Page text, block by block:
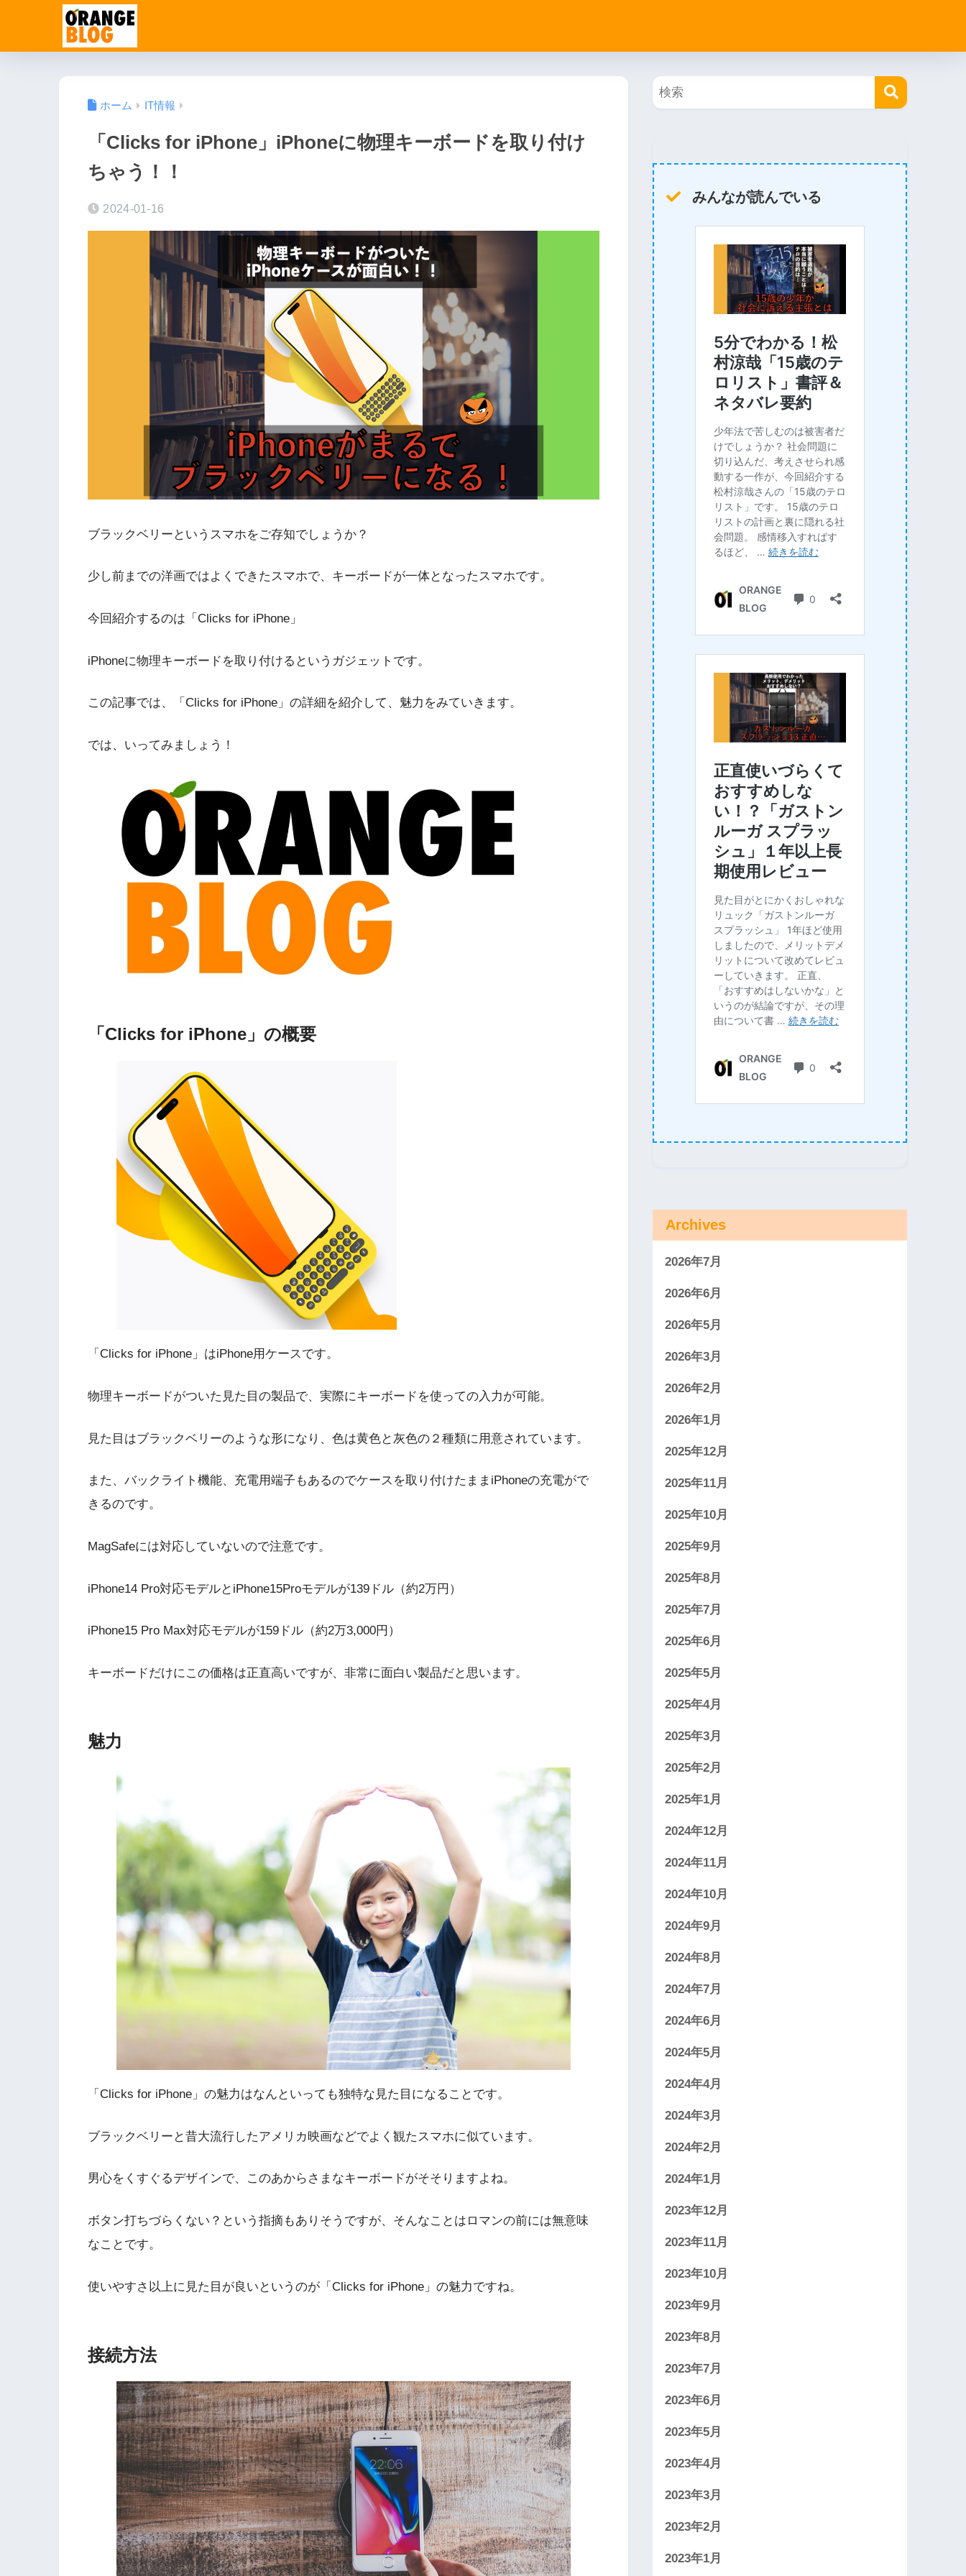
ホーム IT情報
「Clicks for iPhone」iPhoneに物理キーボードを取り付け
ちゃう！！
2024-01-16
ブラックベリーというスマホをご存知でしょうか？
少し前までの洋画ではよくできたスマホで、キーボードが一体となったスマホです。
今回紹介するのは「Clicks for iPhone」
iPhoneに物理キーボードを取り付けるというガジェットです。
この記事では、「Clicks for iPhone」の詳細を紹介して、魅力をみていきます。
では、いってみましょう！
「Clicks for iPhone」の概要
「Clicks for iPhone」はiPhone用ケースです。
物理キーボードがついた見た目の製品で、実際にキーボードを使っての入力が可能。
見た目はブラックベリーのような形になり、色は黄色と灰色の２種類に用意されています。
また、バックライト機能、充電用端子もあるのでケースを取り付けたままiPhoneの充電がで
きるのです。
MagSafeには対応していないので注意です。
iPhone14 Pro対応モデルとiPhone15Proモデルが139ドル（約2万円）
iPhone15 Pro Max対応モデルが159ドル（約2万3,000円）
キーボードだけにこの価格は正直高いですが、非常に面白い製品だと思います。
魅力
「Clicks for iPhone」の魅力はなんといっても独特な見た目になることです。
ブラックベリーと昔大流行したアメリカ映画などでよく観たスマホに似ています。
男心をくすぐるデザインで、このあからさまなキーボードがそそりますよね。
ボタン打ちづらくない？という指摘もありそうですが、そんなことはロマンの前には無意味
なことです。
使いやすさ以上に見た目が良いというのが「Clicks for iPhone」の魅力ですね。
接続方法
みんなが読んでいる
Archives
2026年7月
2026年6月
2026年5月
2026年3月
2026年2月
2026年1月
2025年12月
2025年11月
2025年10月
2025年9月
2025年8月
2025年7月
2025年6月
2025年5月
2025年4月
2025年3月
2025年2月
2025年1月
2024年12月
2024年11月
2024年10月
2024年9月
2024年8月
2024年7月
2024年6月
2024年5月
2024年4月
2024年3月
2024年2月
2024年1月
2023年12月
2023年11月
2023年10月
2023年9月
2023年8月
2023年7月
2023年6月
2023年5月
2023年4月
2023年3月
2023年2月
2023年1月